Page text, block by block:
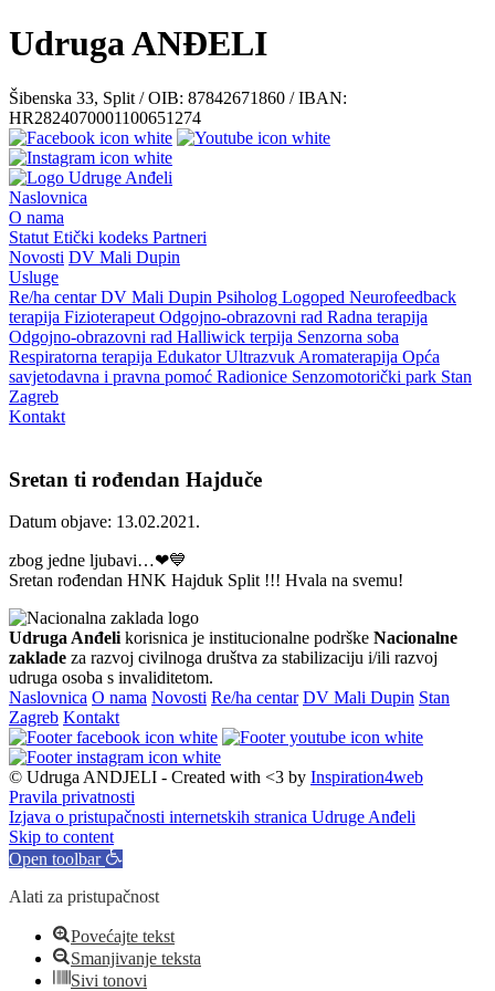
Udruga ANĐELI
Šibenska 33, Split / OIB: 87842671860 / IBAN:
HR2824070001100651274
Naslovnica
O nama
Statut Etički kodeks Partneri
Novosti DV Mali Dupin
Usluge
Re/ha centarDV Mali Dupin Psiholog Logoped Neurofeedback
terapija Fizioterapeut Odgojno-obrazovni rad Radna terapija
Odgojno-obrazovni rad Halliwick terpija Senzorna soba
Respiratorna terapija EdukatorUltrazvuk Aromaterapija Opća
savjetodavna i pravna pomoć Radionice Senzomotorički park Stan
Zagreb
Kontakt
Sretan ti rođendan Hajduče
Datum objave: 13.02.2021.
zbog jedne ljubavi…❤💙
Sretan rođendan HNK Hajduk Split !!! Hvala na svemu!
Udruga Anđeli korisnica je institucionalne podrške Nacionalne
zaklade za razvoj civilnoga društva za stabilizaciju i/ili razvoj
udruga osoba s invaliditetom.
Naslovnica O nama Novosti Re/ha centar DV Mali Dupin Stan
Zagreb Kontakt
© Udruga ANDJELI - Created with <3 by Inspiration4web
Pravila privatnosti
Izjava o pristupačnosti internetskih stranica Udruge Anđeli
Skip to content
Open toolbar
Alati za pristupačnost
Povećajte tekst
Smanjivanje teksta
Sivi tonovi